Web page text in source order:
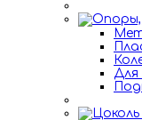
Для